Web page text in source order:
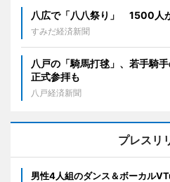
八広で「八八祭り」 1500人
すみだ経済新聞
八戸の「騎馬打毬」、若手騎
正式参拝も
八戸経済新聞
プレスリ
男性4人組のダンス＆ボーカル